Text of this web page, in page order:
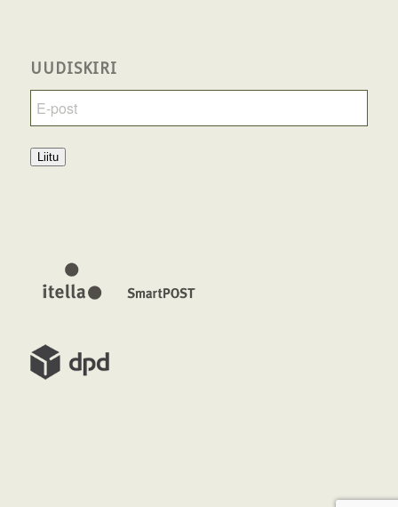
UUDISKIRI
Liitu